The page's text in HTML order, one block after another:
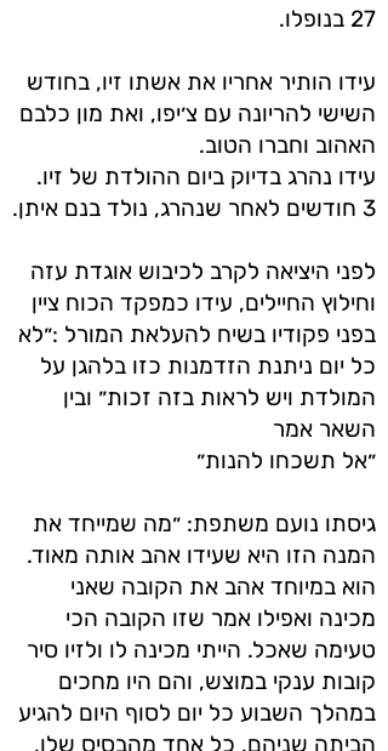
27 בנופלו.
עידו הותיר אחריו את אשתו זיו, בחודש
השישי להריונה עם צ׳יפו, ואת מון כלבם
האהוב וחברו הטוב.
עידו נהרג בדיוק ביום ההולדת של זיו.
3 חודשים לאחר שנהרג, נולד בנם איתן.
לפני היציאה לקרב לכיבוש אוגדת עזה
וחילוץ החיילים, עידו כמפקד הכוח ציין
בפני פקודיו בשיח להעלאת המורל :״לא
כל יום ניתנת הזדמנות כזו בלהגן על
המולדת ויש לראות בזה זכות״ ובין
השאר אמר
״אל תשכחו להנות״
גיסתו נועם משתפת: ״מה שמייחד את
המנה הזו היא שעידו אהב אותה מאוד.
הוא במיוחד אהב את הקובה שאני
מכינה ואפילו אמר שזו הקובה הכי
טעימה שאכל. הייתי מכינה לו ולזיו סיר
קובות ענקי במוצש, והם היו מחכים
במהלך השבוע כל יום לסוף היום להגיע
הביתה שניהם, כל אחד מהבסיס שלו,